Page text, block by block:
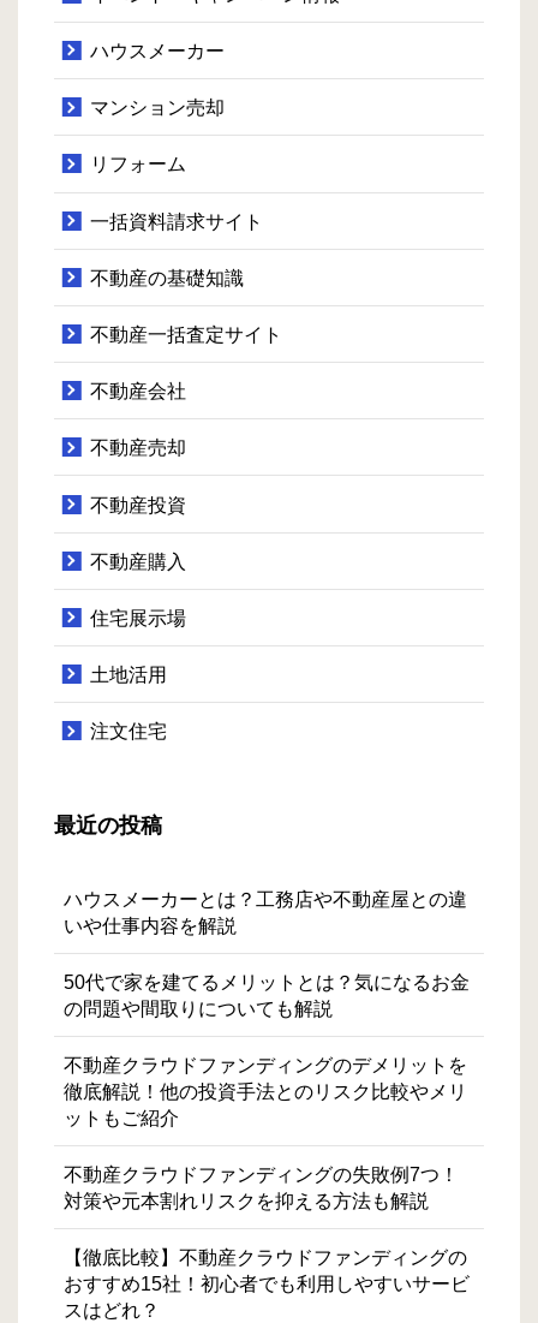
ハウスメーカー
マンション売却
リフォーム
一括資料請求サイト
不動産の基礎知識
不動産一括査定サイト
不動産会社
不動産売却
不動産投資
不動産購入
住宅展示場
土地活用
注文住宅
最近の投稿
ハウスメーカーとは？工務店や不動産屋との違
いや仕事内容を解説
50代で家を建てるメリットとは？気になるお金
の問題や間取りについても解説
不動産クラウドファンディングのデメリットを
徹底解説！他の投資手法とのリスク比較やメリ
ットもご紹介
不動産クラウドファンディングの失敗例7つ！
対策や元本割れリスクを抑える方法も解説
【徹底比較】不動産クラウドファンディングの
おすすめ15社！初心者でも利用しやすいサービ
スはどれ？